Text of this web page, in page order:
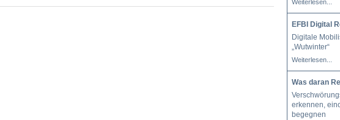
Weiterlesen...
EFBI Digital
Digitale
„Wutwinter“
Weiterlesen...
Was daran
erkennen,
begegnen